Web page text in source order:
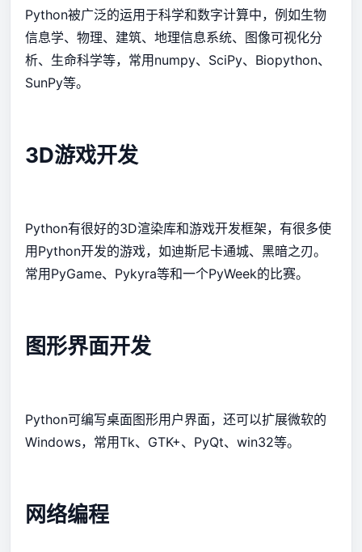
Python被广泛的运用于科学和数字计算中，例如生物
信息学、物理、建筑、地理信息系统、图像可视化分
析、生命科学等，常用numpy、SciPy、Biopython、
SunPy等。
3D游戏开发
Python有很好的3D渲染库和游戏开发框架，有很多使
用Python开发的游戏，如迪斯尼卡通城、黑暗之刃。
常用PyGame、Pykyra等和一个PyWeek的比赛。
图形界面开发
Python可编写桌面图形用户界面，还可以扩展微软的
Windows，常用Tk、GTK+、PyQt、win32等。
网络编程